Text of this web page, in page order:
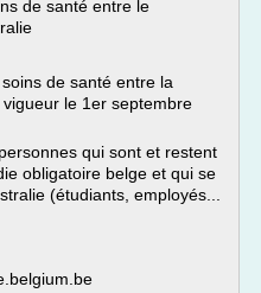
de santé entre le
de santé entre la
le 1er septembre
qui sont et restent
obligatoire belge et qui se
(étudiants, employés...